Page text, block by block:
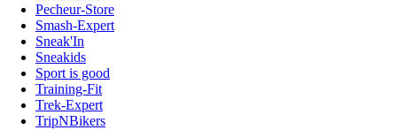
Pecheur-Store
Smash-Expert
Sneak'In
Sneakids
Sport is good
Training-Fit
Trek-Expert
TripNBikers